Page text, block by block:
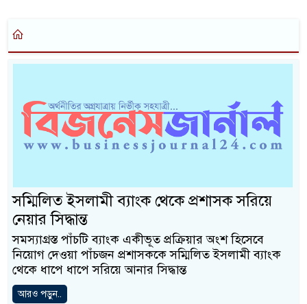
সম্মিলিত ইসলামী ব্যাংক থেকে প্রশাসক সরিয়ে
নেয়ার সিদ্ধান্ত
সমস্যাগ্রস্ত পাঁচটি ব্যাংক একীভূত প্রক্রিয়ার অংশ হিসেবে
নিয়োগ দেওয়া পাঁচজন প্রশাসককে সম্মিলিত ইসলামী ব্যাংক
থেকে ধাপে ধাপে সরিয়ে আনার সিদ্ধান্ত
আরও পড়ুন..